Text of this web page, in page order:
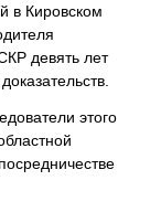
в Кировском
девять лет
этого